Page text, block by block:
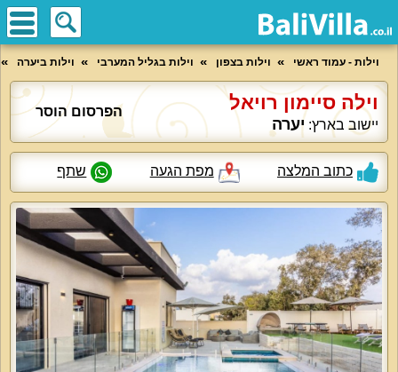
וילות - עמוד ראשי וילות בצפון וילות בגליל המערבי וילות ביערה
וילה סיימון רויאל
יישוב בארץ: יערה
הפרסום הוסר
כתוב המלצה מפת הגעה שתף